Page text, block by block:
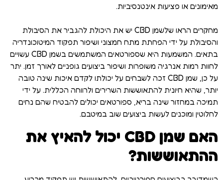
מאימונים או פציעות אינטנסיביות.
מחקרים הראו שלשמן CBD יש את היכולת להגביר את הסיבולת
והסיבולת על ידי הפחתת מתח חמצוני ושיפור תפקוד המיטוכונדריה
בתאים. המשמעות היא שספורטאים המשתמשים בשמן CBD עשויים
לחוות רמות אנרגיה משופרות ושיפור ביצועים גופניים לאורך זמן. יתר
על כן, שמן CBD זכה לשבחים על יכולתו לקדם איכות שינה טובה
יותר, שהיא חיונית להתאוששות השרירים ולרווחה הכללית. על ידי
תמיכה במחזור שינה בריא, ספורטאים יכולים להבטיח שהם נחים
לחלוטין ומוכנים לעשות ביצועים שוב במיטבם.
האם שמן CBD יכול להאיץ את
ההתאוששות?